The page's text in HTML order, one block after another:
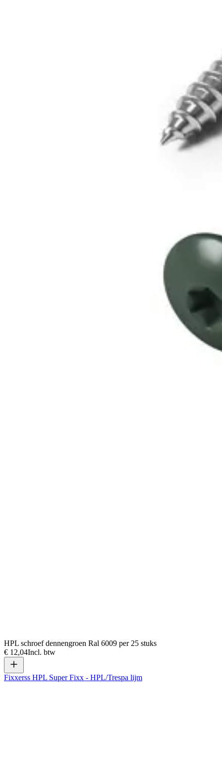
HPL schroef dennengroen Ral 6009 per 25 stuks
€ 12,04Incl. btw
Fixxerss HPL Super Fixx - HPL/Trespa lijm